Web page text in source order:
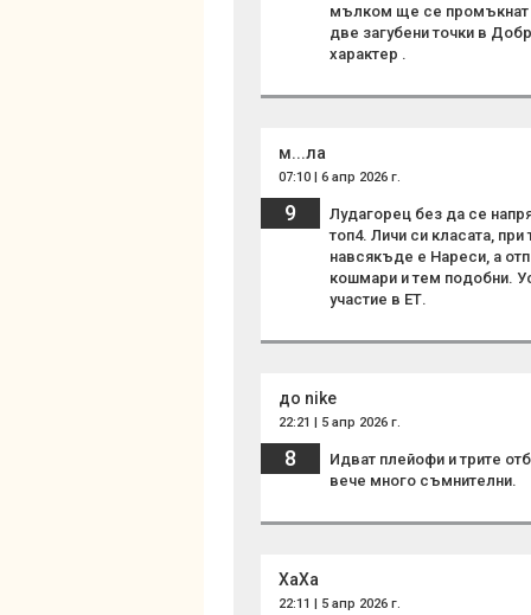
мълком ще се промъкнат
две загубени точки в
характер .
м...ла
07:10 | 6 апр 2026 г.
9
Лудагорец без да се
топ4. Личи си класата,
навсякъде е Нареси, а
кошмари и тем подобни.
участие в ЕТ.
до nike
22:21 | 5 апр 2026 г.
8
Идват плейофи и трите
вече много съмнителни.
ХаХа
22:11 | 5 апр 2026 г.